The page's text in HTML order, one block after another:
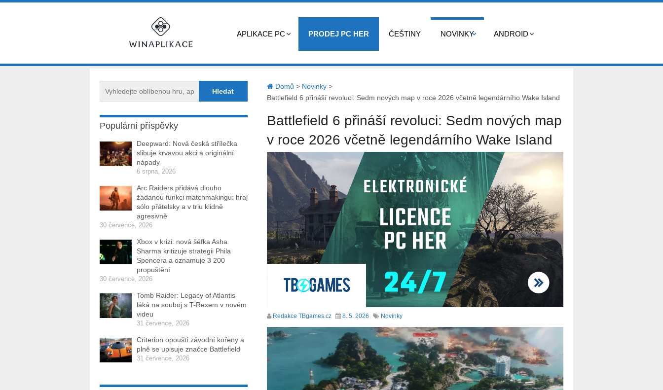
APLIKACE PC PRODEJ PC HER ČEŠTINY NOVINKY ANDROID
Domů > Novinky>
Battlefield 6 přináší revoluci: Sedm nových map v roce 2026 včetně legendárního Wake Island
Battlefield 6 přináší revoluci: Sedm nových map
v roce 2026 včetně legendárního Wake Island
Redakce TBgames.cz 8. 5. 2026 Novinky
Populární příspěvky
Deepward: Nová česká střílečka
slibuje krvavou akci a originální
nápady
6 srpna, 2026
Arc Raiders přidává dlouho
žádanou funkci matchmakingu: hraj
sólo přátelsky a v triu klidně
agresivně
30 července, 2026
Xbox v krizi: nová šéfka Asha
Sharma kritizuje strategii Phila
Spencera a oznamuje 3 200
propuštění
30 července, 2026
Tomb Raider: Legacy of Atlantis
láká na souboj s T-Rexem v novém
videu
31 července, 2026
Criterion opouští závodní kořeny a
plně se upisuje značce Battlefield
31 července, 2026